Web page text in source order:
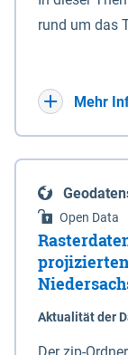
vor
Eigenschaft
die
rund um das
sowie
laufenden
Mehr
Open Data
Aktualität der